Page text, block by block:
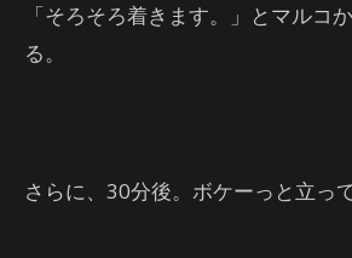
「そろそろ着きます。」とマルコ
る。
さらに、30分後。ボケーっと立っ